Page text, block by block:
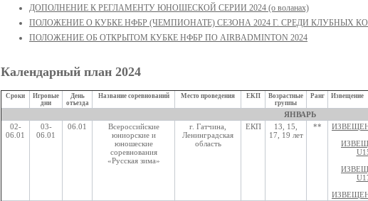
ДОПОЛНЕНИЕ К РЕГЛАМЕНТУ ЮНОШЕСКОЙ СЕРИИ 2024 (о воланах)
ПОЛОЖЕНИЕ О КУБКЕ НФБР (ЧЕМПИОНАТЕ) СЕЗОНА 2024 Г. СРЕДИ КЛУБНЫХ
ПОЛОЖЕНИЕ ОБ ОТКРЫТОМ КУБКЕ НФБР ПО AIRBADMINTON 2024
Календарный план 2024
Сроки
Игровые
дни
День
отъезда
Название соревнований Место проведения ЕКП
Возрастные
группы
Ранг Извещение
ЯНВАРЬ
02-
06.01
03-
06.01
06.01
Всероссийские
юниорские и
юношеские
соревнования
«Русская зима»
г. Гатчина,
Ленинградская
область
ЕКП
13, 15,
17, 19 лет
**